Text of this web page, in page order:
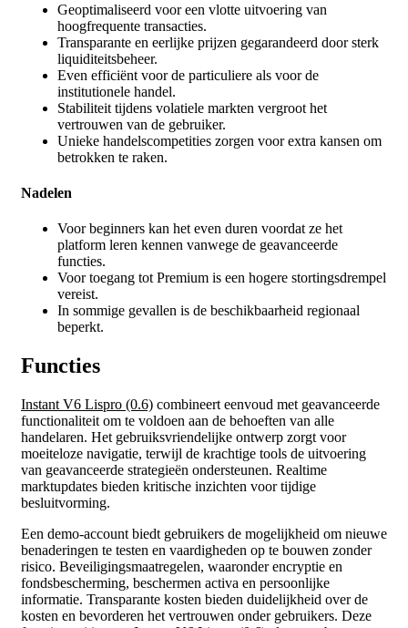
Geoptimaliseerd voor een vlotte uitvoering van
hoogfrequente transacties.
Transparante en eerlijke prijzen gegarandeerd door sterk
liquiditeitsbeheer.
Even efficiënt voor de particuliere als voor de
institutionele handel.
Stabiliteit tijdens volatiele markten vergroot het
vertrouwen van de gebruiker.
Unieke handelscompetities zorgen voor extra kansen om
betrokken te raken.
Nadelen
Voor beginners kan het even duren voordat ze het
platform leren kennen vanwege de geavanceerde
functies.
Voor toegang tot Premium is een hogere stortingsdrempel
vereist.
In sommige gevallen is de beschikbaarheid regionaal
beperkt.
Functies
Instant V6 Lispro (0.6) combineert eenvoud met geavanceerde
functionaliteit om te voldoen aan de behoeften van alle
handelaren. Het gebruiksvriendelijke ontwerp zorgt voor
moeiteloze navigatie, terwijl de krachtige tools de uitvoering
van geavanceerde strategieën ondersteunen. Realtime
marktupdates bieden kritische inzichten voor tijdige
besluitvorming.
Een demo-account biedt gebruikers de mogelijkheid om nieuwe
benaderingen te testen en vaardigheden op te bouwen zonder
risico. Beveiligingsmaatregelen, waaronder encryptie en
fondsbescherming, beschermen activa en persoonlijke
informatie. Transparante kosten bieden duidelijkheid over de
kosten en bevorderen het vertrouwen onder gebruikers. Deze